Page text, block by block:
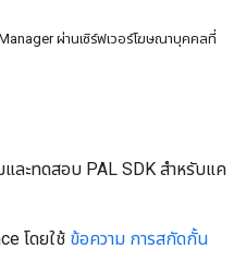
ผ่านเซิร์ฟเวอร์โฆษณาบุคคลที่
ะทดสอบ PAL SDK สำหรับแค
โดยใช้ ข้อความ การสกัดกั้น